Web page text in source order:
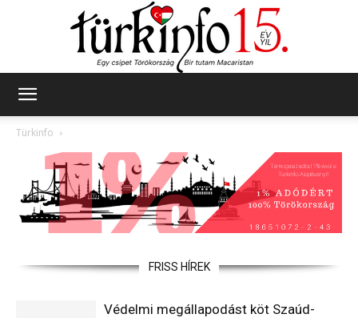
Türkinfo
FRISS HÍREK
Védelmi megállapodást köt Szaúd-